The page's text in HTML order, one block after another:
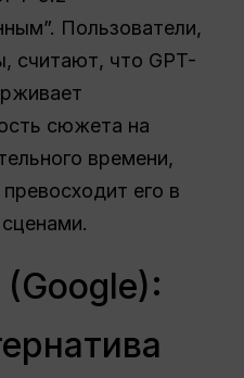
Пользователи,
считают, что GPT-
сюжета на
времени,
его в